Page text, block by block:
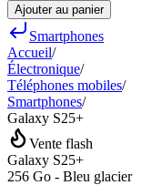
Ajouter au panier
Smartphones
Accueil/
Électronique/
Téléphones mobiles/
Smartphones/
Galaxy S25+
Vente flash
Galaxy S25+
256 Go - Bleu glacier